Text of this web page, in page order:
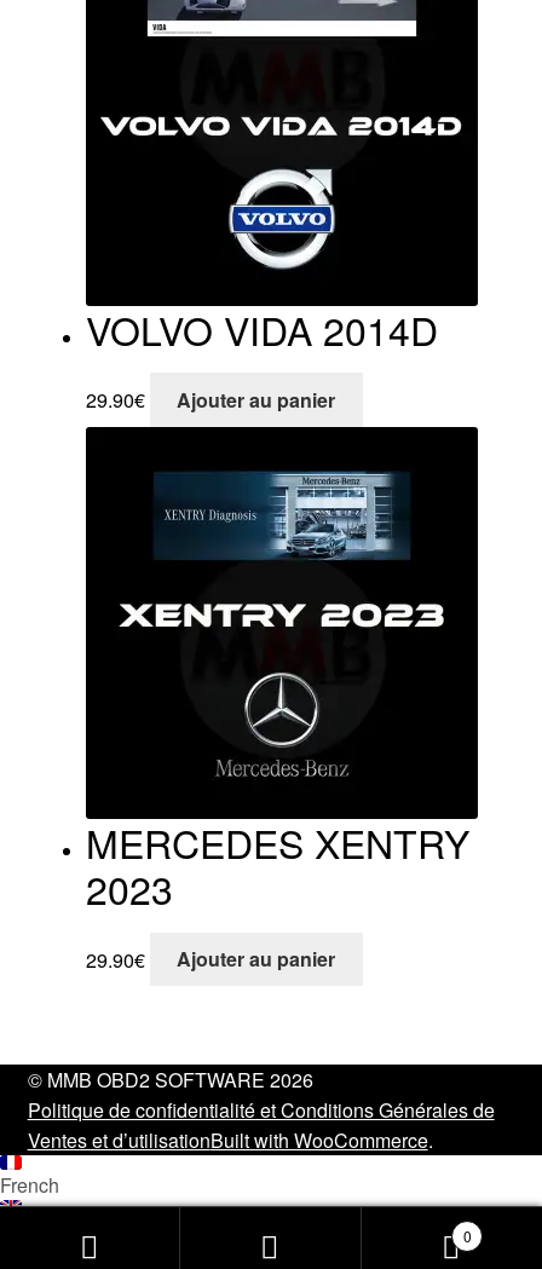
VOLVO VIDA 2014D
29.90€ Ajouter au panier
MERCEDES XENTRY
2023
29.90€ Ajouter au panier
© MMB OBD2 SOFTWARE 2026
Politique de confidentialité et Conditions Générales de
Ventes et d’utilisationBuilt with WooCommerce.
Recherche
Recherche
0
French